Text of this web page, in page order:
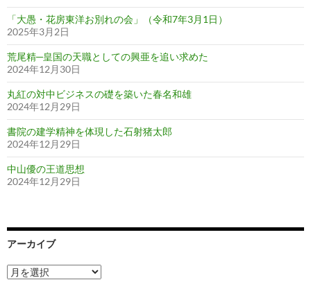
「大愚・花房東洋お別れの会」（令和7年3月1日）
2025年3月2日
荒尾精─皇国の天職としての興亜を追い求めた
2024年12月30日
丸紅の対中ビジネスの礎を築いた春名和雄
2024年12月29日
書院の建学精神を体現した石射猪太郎
2024年12月29日
中山優の王道思想
2024年12月29日
アーカイブ
ア
ー